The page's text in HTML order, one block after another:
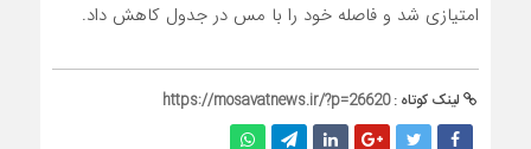
امتیازی شد و فاصله خود را با مس در جدول کاهش داد.
لینک کوتاه :https://mosavatnews.ir/?p=26620